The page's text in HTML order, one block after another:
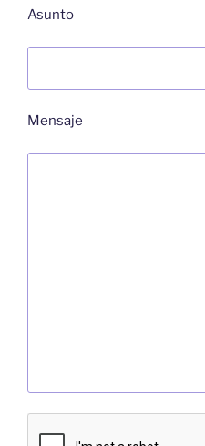
Asunto
Mensaje